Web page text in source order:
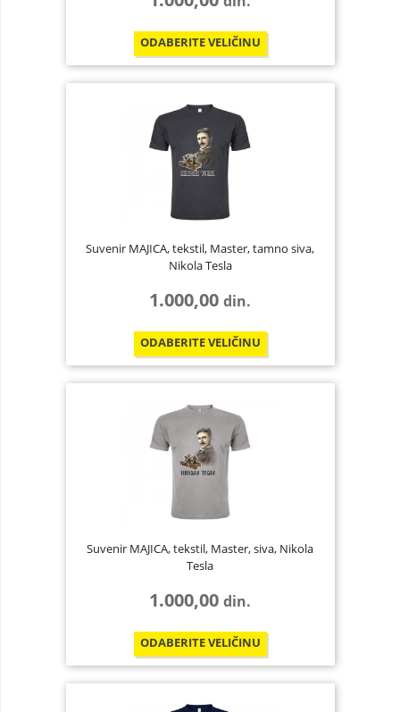
ODABERITEVELIČINU
Suvenir MAJICA, tekstil, Master, tamno siva,
Nikola Tesla
1.000,00din.
ODABERITEVELIČINU
Suvenir MAJICA, tekstil, Master, siva, Nikola
Tesla
1.000,00din.
ODABERITEVELIČINU